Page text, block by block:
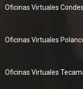
Oficinas Virtuales
Oficinas Virtuales
Oficinas Virtuales